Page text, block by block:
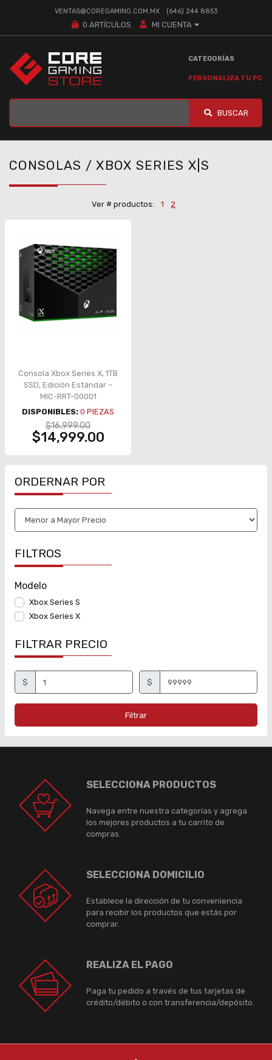
VENTAS@COREGAMING.COM.MX (646) 244 8853
0 ARTÍCULOS MI CUENTA
CATEGORÍAS
PERSONALIZA TU PC
BUSCAR
CONSOLAS / XBOX SERIES X|S
Ver # productos: 1 2
Consola Xbox Series X, 1TB
SSD, Edición Estándar –
MIC-RRT-00001
DISPONIBLES: 0 PIEZAS
$16,999.00
$14,999.00
ORDERNAR POR
FILTROS
Modelo
Xbox Series S
Xbox Series X
FILTRAR PRECIO
$ $
Filtrar
SELECCIONA PRODUCTOS
Navega entre nuestra categorías y agrega
los mejores productos a tu carrito de
compras.
SELECCIONA DOMICILIO
Establece la dirección de tu conveniencia
para recibir los productos que estás por
comprar.
REALIZA EL PAGO
Paga tu pedido a través de tus tarjetas de
crédito/débito o con transferencia/depósito.